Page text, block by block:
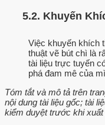
5.2. Khuyến
Việc khuyến khích
thuật vẽ bút chì là
tài liệu trực tuyến
phá đam mê của
Tóm tắt và mô tả trên
nội dung tài liệu gốc; tài
kiểm duyệt trước khi xuất